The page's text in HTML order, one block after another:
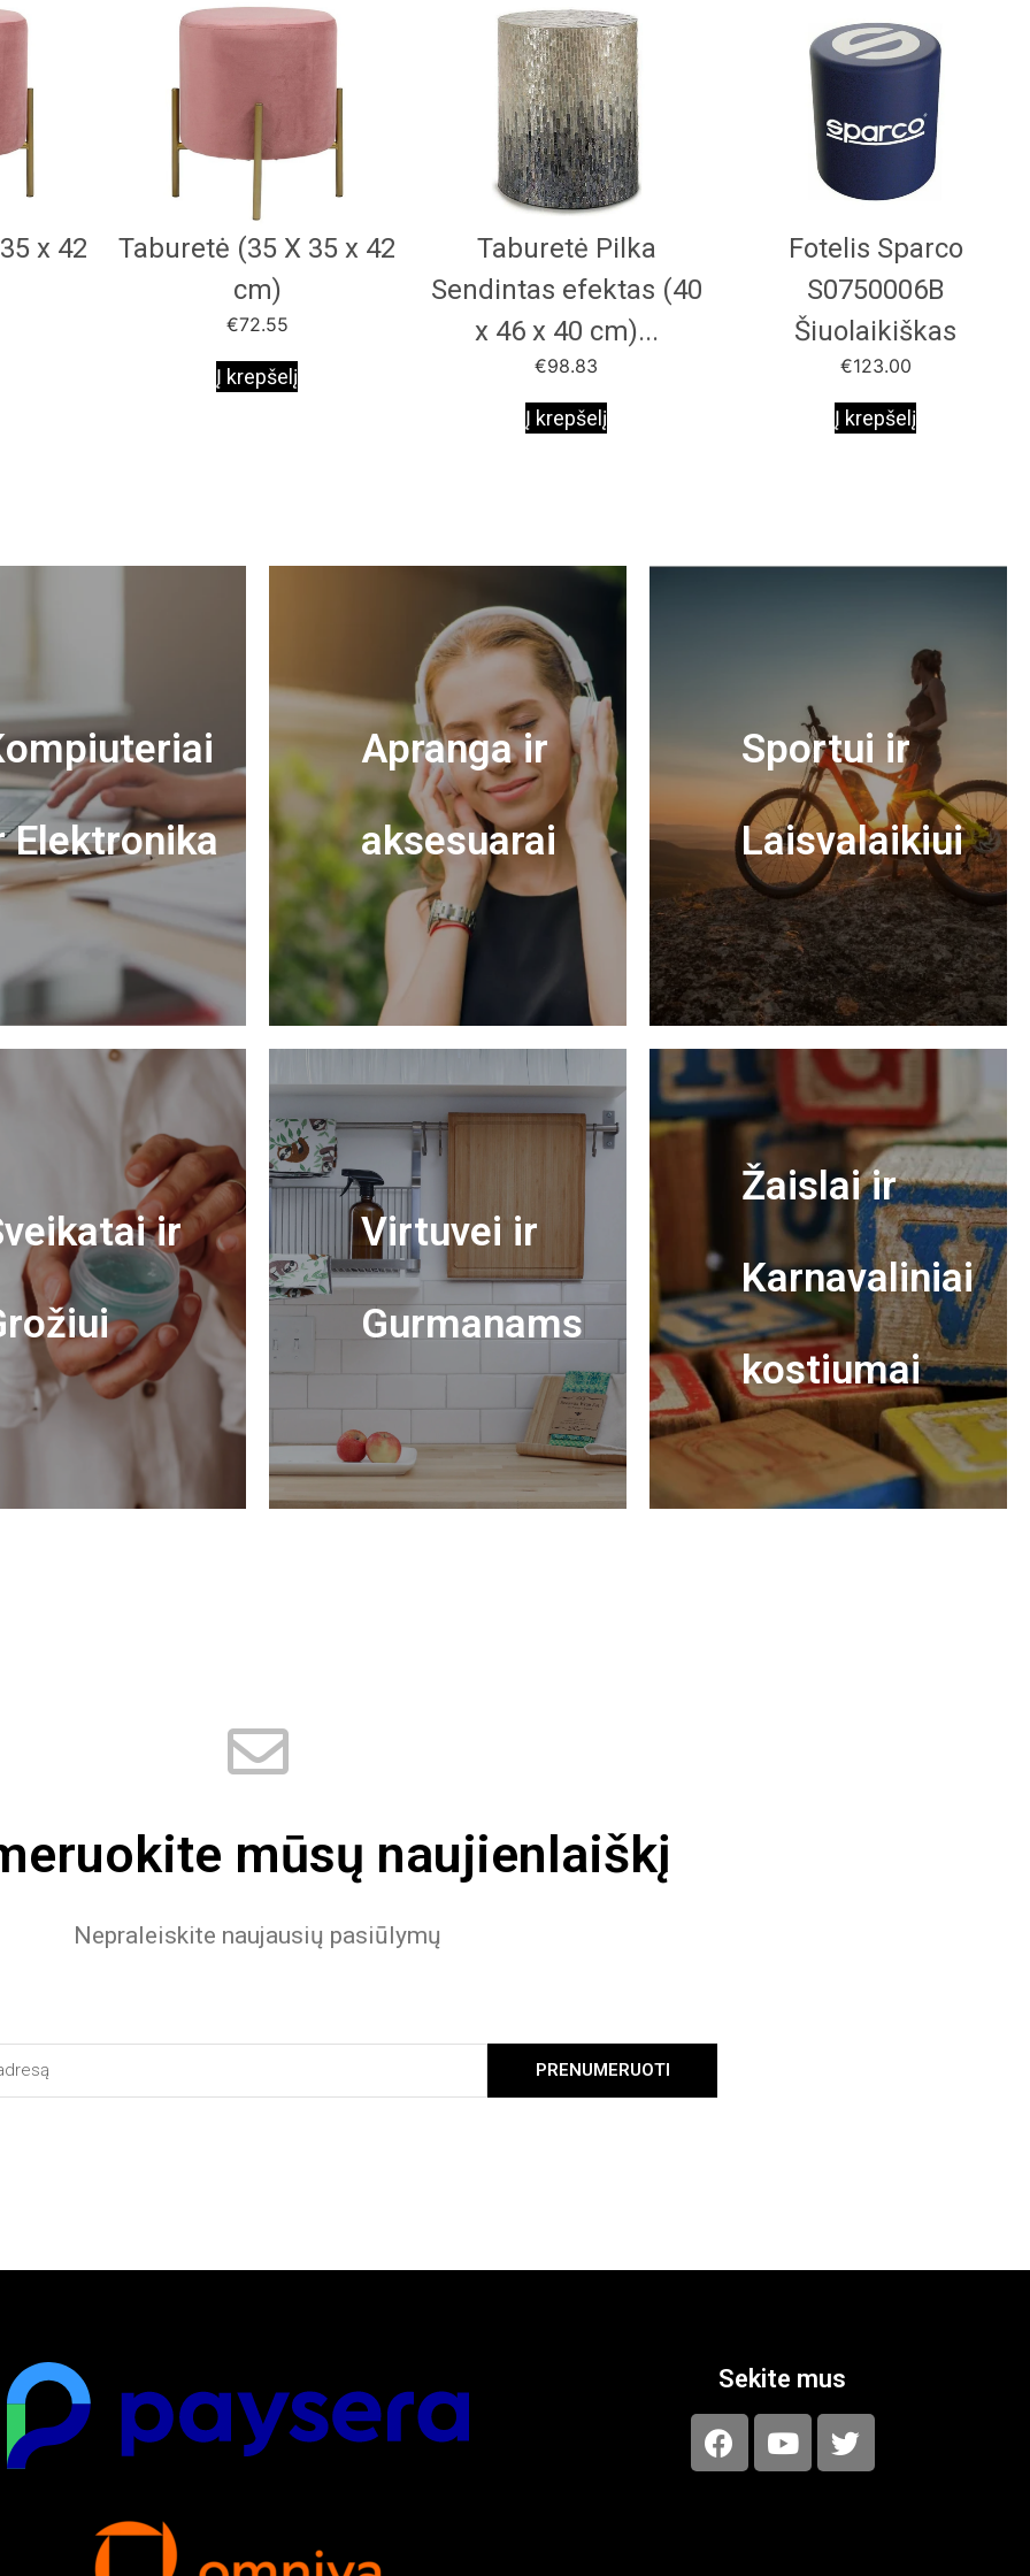
x 42
Taburetė (35 X 35 x 42
cm)
€72.55
Į krepšelį
Taburetė Pilka
Sendintas efektas (40
x 46 x 40 cm)...
€98.83
Į krepšelį
Fotelis Sparco
S0750006B
Šiuolaikiškas
€123.00
Į krepšelį
Elektronika
Apranga ir
aksesuarai
Sportui ir
Laisvalaikiui
ir
Virtuvei ir
Gurmanams
Žaislai ir
Karnavaliniai
kostiumai
mūsų naujienlaiškį
Nepraleiskite naujausių pasiūlymų
PRENUMERUOTI
Sekite mus